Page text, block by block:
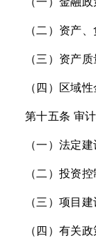
（二）资产
（三）资产
（四）区域
第十五条 审
（一）法定
（二）投资
（三）项目
（四）有关